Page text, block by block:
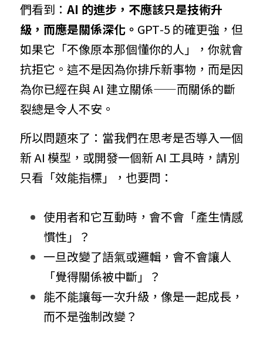
們看到： AI 的進步，不應該只是技術升
級，而應是關係深化。 GPT‑5 的確更強，但
如果它「不像原本那個懂你的人」，你就會
抗拒它。這不是因為你排斥新事物，而是因
為你已經在與 AI 建立關係——而關係的斷
裂總是令人不安。
所以問題來了：當我們在思考是否導入一個
新 AI 模型，或開發一個新 AI 工具時，請別
只看「效能指標」，也要問：
使用者和它互動時，會不會「產生情感
慣性」？
一旦改變了語氣或邏輯，會不會讓人
「覺得關係被中斷」？
能不能讓每一次升級，像是一起成長，
而不是強制改變？